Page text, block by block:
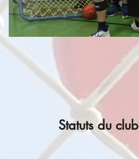
Statuts du club